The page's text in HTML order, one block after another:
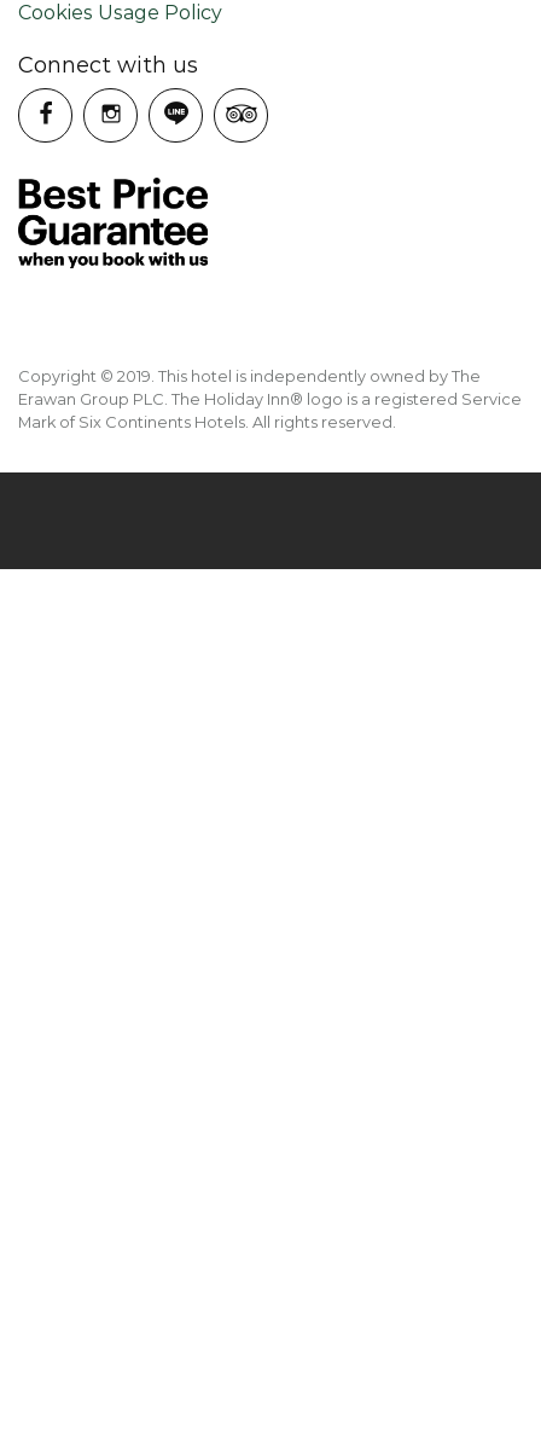
Cookies Usage Policy
Connect with us
Copyright © 2019. This hotel is independently owned by The
Erawan Group PLC. The Holiday Inn® logo is a registered Service
Mark of Six Continents Hotels. All rights reserved.